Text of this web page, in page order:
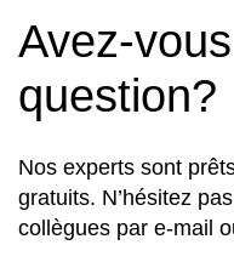
Avez-
question?
Nos experts sont
gratuits. N’hésitez
collègues par e-mail